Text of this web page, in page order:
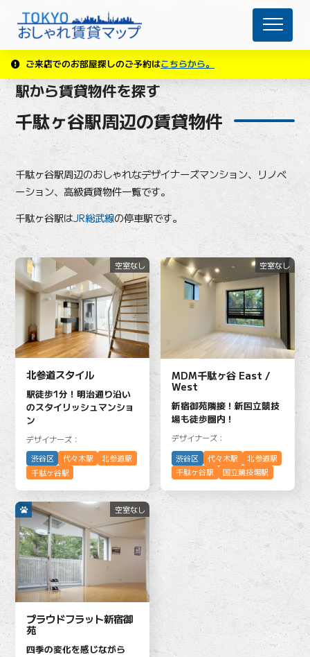
ご来店でのお部屋探しのご予約はこちらから。
駅から賃貸物件を探す
千駄ヶ谷駅周辺の賃貸物件
千駄ヶ谷駅周辺のおしゃれなデザイナーズマンション、リノベ
ーション、高級賃貸物件一覧です。
千駄ヶ谷駅はJR総武線の停車駅です。
北参道スタイル
駅徒歩1分！明治通り沿い
のスタイリッシュマンショ
ン
デザイナーズ：
渋谷区
代々木駅
北参道駅
千駄ヶ谷駅
空室なし
MDM千駄ヶ谷 East /
West
新宿御苑隣接！新国立競技
場も徒歩圏内！
デザイナーズ：
渋谷区
代々木駅
北参道駅
千駄ヶ谷駅
国立競技場駅
空室なし
プラウドフラット新宿御
苑
四季の変化を感じながら
空室なし